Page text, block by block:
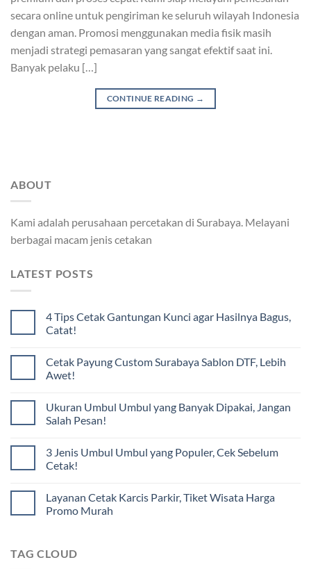
secara online untuk pengiriman ke seluruh wilayah Indonesia
dengan aman. Promosi menggunakan media fisik masih
menjadi strategi pemasaran yang sangat efektif saat ini.
Banyak pelaku […]
CONTINUE READING →
ABOUT
Kami adalah perusahaan percetakan di Surabaya. Melayani
berbagai macam jenis cetakan
LATEST POSTS
4 Tips Cetak Gantungan Kunci agar Hasilnya Bagus,
Catat!
Cetak Payung Custom Surabaya Sablon DTF, Lebih
Awet!
Ukuran Umbul Umbul yang Banyak Dipakai, Jangan
Salah Pesan!
3 Jenis Umbul Umbul yang Populer, Cek Sebelum
Cetak!
Layanan Cetak Karcis Parkir, Tiket Wisata Harga
Promo Murah
TAG CLOUD